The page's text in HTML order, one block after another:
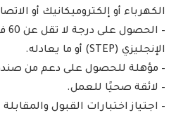
الكهرباء أو إلكتروميكانيك أو
–
الإنجليزي (STEP) أو ما يعادله.
– مؤهلة للحصول على دعم من
– لائقة صحيًا للعمل.
– اجتياز اختبارات القبول